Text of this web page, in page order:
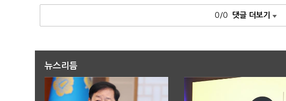
0/0 댓글 더보기
뉴스리듬